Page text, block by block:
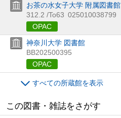
お茶の水女子大学 附属図書館
312.2 /To63 025010038799
OPAC
神奈川大学 図書館
BB202500395
OPAC
すべての所蔵館を表示
この図書・雑誌をさがす